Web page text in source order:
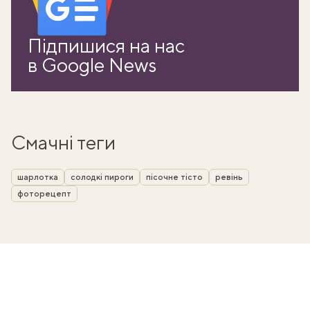
Підпишися на нас
в Google News
Смачні теги
шарлотка солодкі пироги пісочне тісто
ревінь
фоторецепт